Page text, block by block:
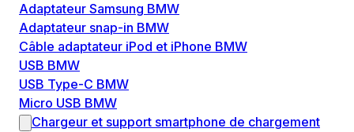
Adaptateur Samsung BMW
Adaptateur snap-in BMW
Câble adaptateur iPod et iPhone BMW
USB BMW
USB Type-C BMW
Micro USB BMW
Chargeur et support smartphone de chargement